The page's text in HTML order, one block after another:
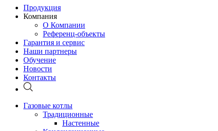
Продукция
Компания
О Компании
Референц-объекты
Гарантия и сервис
Наши партнеры
Обучение
Новости
Контакты
Газовые котлы
Традиционные
Настенные